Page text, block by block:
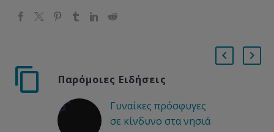
Παρόμοιες Ειδήσεις
Γυναίκες πρόσφυγες
σε κίνδυνο στα νησιά